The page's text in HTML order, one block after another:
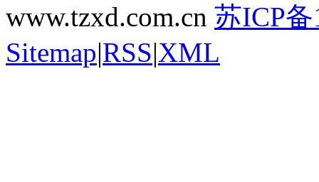
www.tzxd.com.cn 苏ICP
Sitemap|RSS|XML